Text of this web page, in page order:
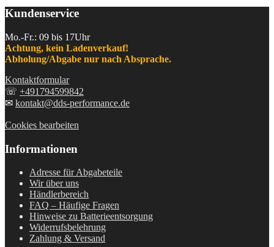
Kundenservice
Mo.-Fr.: 09 bis 17Uhr
Achtung, kein Ladenverkauf!
Abholung/Abgabe nur nach Absprache.
Kontaktformular
☏ +491794599842
✉ kontakt@dds-performance.de
Cookies bearbeiten
Informationen
Adresse für Abgabeteile
Wir über uns
Händlerbereich
FAQ – Häufige Fragen
Hinweise zu Batterieentsorgung
Widerrufsbelehrung
Zahlung & Versand